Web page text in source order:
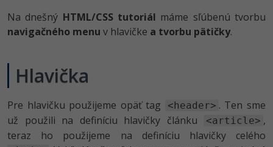
VB.NET
-80%
Algoritmy -41%
-10%
Time management
Siete
Blender
Inkscape
Fotografovanie
Ostatné
Na dnešný HTML/CSS tutoriál máme sľúbenú tvorbu
navigačného menu v hlavičke a tvorbu pätičky.
Hlavička
Pre hlavičku použijeme opäť tag <header> . Ten sme
už použili na definíciu hlavičky článku
<article> ,
teraz ho použijeme na definíciu hlavičky celého